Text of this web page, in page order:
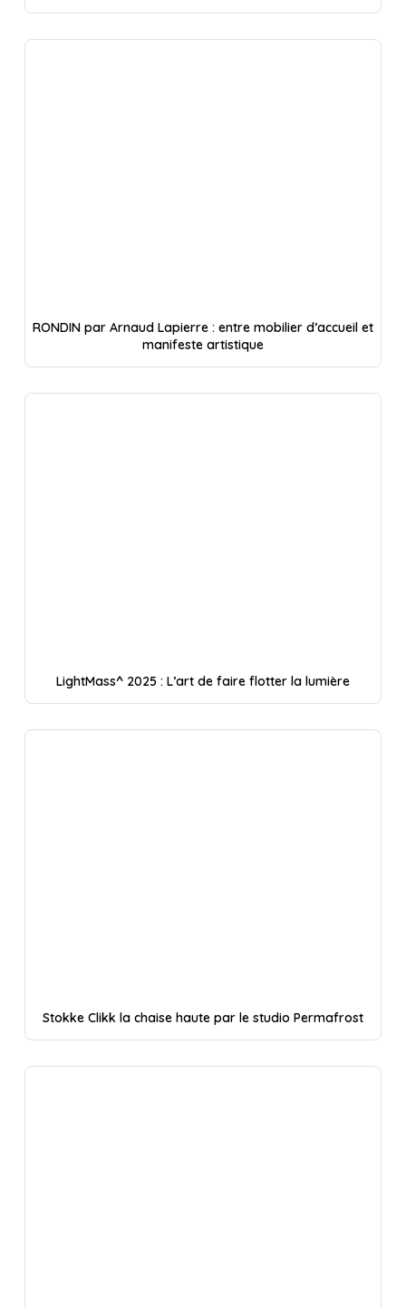
RONDIN par Arnaud Lapierre : entre mobilier d’accueil et
manifeste artistique
LightMass^ 2025 : L’art de faire flotter la lumière
Stokke Clikk la chaise haute par le studio Permafrost